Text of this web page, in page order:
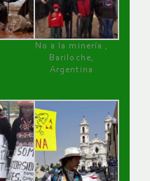
No a la minería ,
Bariloche,
Argentina